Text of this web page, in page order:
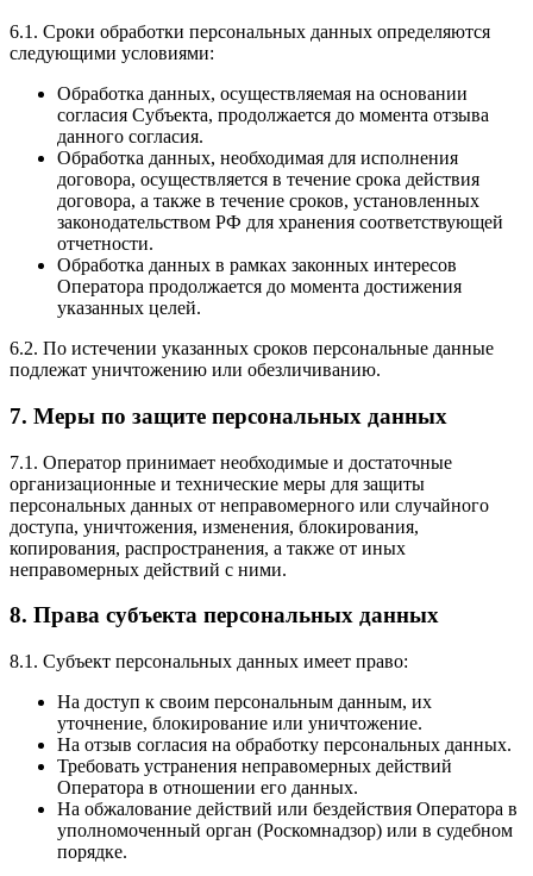
6.1. Сроки обработки персональных данных определяются
следующими условиями:
Обработка данных, осуществляемая на основании
согласия Субъекта, продолжается до момента отзыва
данного согласия.
Обработка данных, необходимая для исполнения
договора, осуществляется в течение срока действия
договора, а также в течение сроков, установленных
законодательством РФ для хранения соответствующей
отчетности.
Обработка данных в рамках законных интересов
Оператора продолжается до момента достижения
указанных целей.
6.2. По истечении указанных сроков персональные данные
подлежат уничтожению или обезличиванию.
7. Меры по защите персональных данных
7.1. Оператор принимает необходимые и достаточные
организационные и технические меры для защиты
персональных данных от неправомерного или случайного
доступа, уничтожения, изменения, блокирования,
копирования, распространения, а также от иных
неправомерных действий с ними.
8. Права субъекта персональных данных
8.1. Субъект персональных данных имеет право:
На доступ к своим персональным данным, их
уточнение, блокирование или уничтожение.
На отзыв согласия на обработку персональных данных.
Требовать устранения неправомерных действий
Оператора в отношении его данных.
На обжалование действий или бездействия Оператора в
уполномоченный орган (Роскомнадзор) или в судебном
порядке.